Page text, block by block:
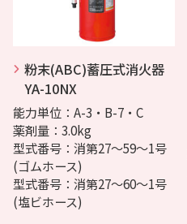
粉末(ABC)蓄圧式消火器
YA-10NX
能力単位：A-3・B-7・C
薬剤量：3.0kg
型式番号：消第27～59～1号
(ゴムホース)
型式番号：消第27～60～1号
(塩ビホース)